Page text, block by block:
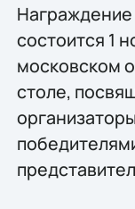
состоится 1
московском
столе,